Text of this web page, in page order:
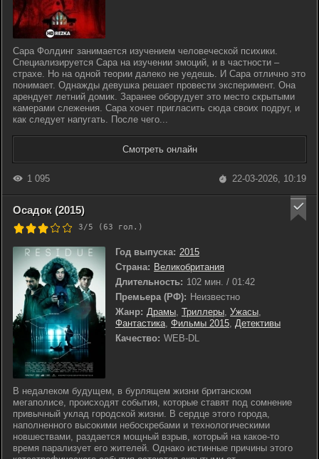
Сара Фолдинг занимается изучением человеческой психики.
Специализируется Сара на изучении эмоций, и в частности –
страхе. Но на одной теории далеко не уедешь. И Сара отлично это
понимает. Однажды девушка решает провести эксперимент. Она
арендует летний домик. Заранее оборудует это место скрытыми
камерами слежения. Сара хочет пригласить сюда своих подруг, и
как следует напугать. После чего...
Смотреть онлайн
1 095 22-03-2026, 10:19
Осадок (2015)
3/5 (63 гол.)
Год выпуска: 2015
Страна: Великобритания
Длительность: 102 мин. / 01:42
Премьера (РФ): Неизвестно
Жанр: Драмы, Триллеры, Ужасы,
Фантастика, Фильмы 2015, Детективы
Качество: WEB-DL
В недалеком будущем, в бурлящем жизни британском
мегаполисе, происходят события, которые ставят под сомнение
привычный уклад городской жизни. В сердце этого города,
наполненного высокими небоскребами и технологическими
новшествами, раздается мощный взрыв, который на какое-то
время парализует его жителей. Однако истинные причины этого